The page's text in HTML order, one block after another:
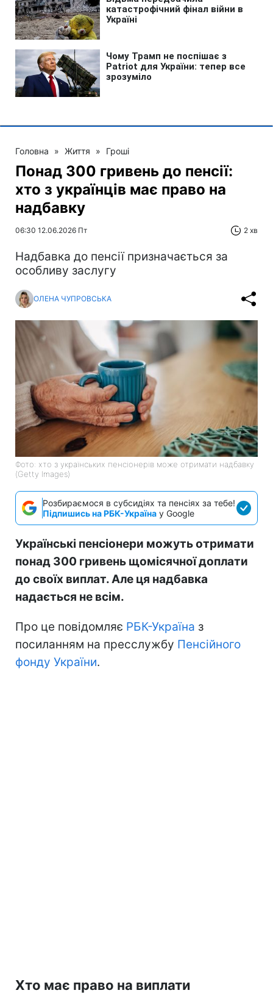
Головна » Життя » Гроші
Понад 300 гривень до пенсії:
хто з українців має право на
надбавку
06:30 12.06.2026 Пт 2 хв
Надбавка до пенсії призначається за
особливу заслугу
ОЛЕНА ЧУПРОВСЬКА
Фото: хто з українських пенсіонерів може отримати надбавку
(Getty Images)
Розбираємося в субсидіях та пенсіях за тебе!
Підпишись на РБК-Україна у Google
Українські пенсіонери можуть отримати
понад 300 гривень щомісячної доплати
до своїх виплат. Але ця надбавка
надається не всім.
Про це повідомляє РБК-Україна з
посиланням на пресслужбу Пенсійного
фонду України.
Хто має право на виплати